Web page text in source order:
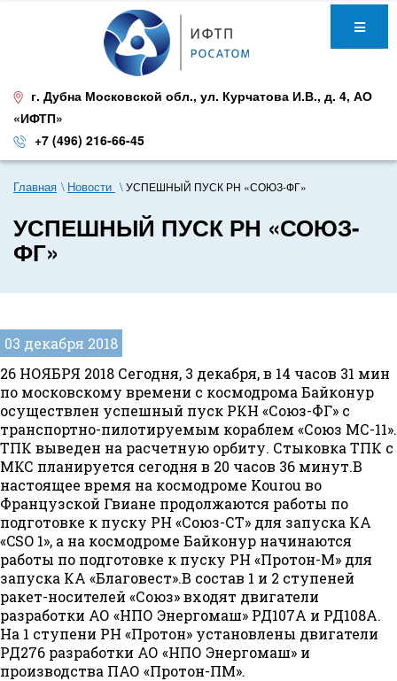
г. Дубна Московской обл., ул. Курчатова И.В., д. 4, АО
«ИФТП»
+7 (496) 216-66-45
Главная Новости УСПЕШНЫЙ ПУСК РН «СОЮЗ-ФГ»
УСПЕШНЫЙ ПУСК РН «СОЮЗ-
ФГ»
03 декабря 2018
26 НОЯБРЯ 2018 Сегодня, 3 декабря, в 14 часов 31 мин
по московскому времени с космодрома Байконур
осуществлен успешный пуск РКН «Союз-ФГ» с
транспортно-пилотируемым кораблем «Союз МС-11».
ТПК выведен на расчетную орбиту. Стыковка ТПК с
МКС планируется сегодня в 20 часов 36 минут.В
настоящее время на космодроме Kourou во
Французской Гвиане продолжаются работы по
подготовке к пуску РН «Союз-СТ» для запуска КА
«CSO 1», а на космодроме Байконур начинаются
работы по подготовке к пуску РН «Протон-М» для
запуска КА «Благовест».В состав 1 и 2 ступеней
ракет-носителей «Союз» входят двигатели
разработки АО «НПО Энергомаш» РД107А и РД108А.
На 1 ступени РН «Протон» установлены двигатели
РД276 разработки АО «НПО Энергомаш» и
производства ПАО «Протон-ПМ».